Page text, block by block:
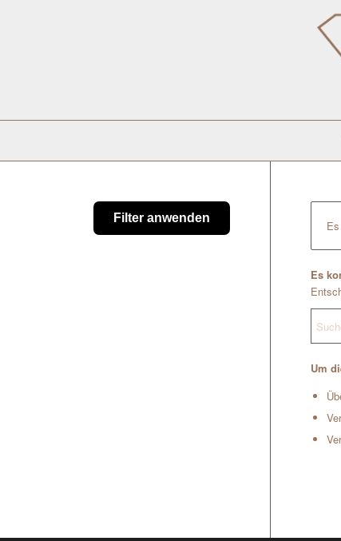
Es
Um
Filter anwenden